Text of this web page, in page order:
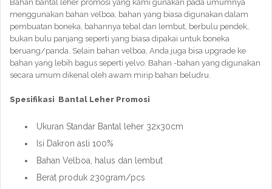
Bahan bantal leher promosi yang kami gunakan pada umumnya
menggunakan bahan velboa, bahan yang biasa digunakan dalam
pembuatan boneka, bahannya tebal dan lembut, berbulu pendek,
bukan bulu panjang seperti yang biasa dipakai untuk boneka
beruang/panda. Selain bahan velboa, Anda juga bisa upgrade ke
bahan yang lebih bagus seperti yelvo. Bahan -bahan yang digunakan
secara umum dikenal oleh awam mirip bahan beludru.
Spesifikasi Bantal Leher Promosi
Ukuran Standar Bantal leher 32x30cm
Isi Dakron asli 100%
Bahan Velboa, halus dan lembut
Berat produk 230gram/pcs